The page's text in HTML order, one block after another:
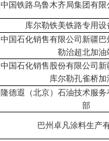
中国铁路乌鲁木齐局集团有
库尔勒铁美铁路专用设
中国石化销售有限公司新疆
勒治超北加油
中国石化销售股份有限公司新
库尔勒孔雀桥加
隆德遐（北京）石油技术服
部
巴州卓凡涂料生产